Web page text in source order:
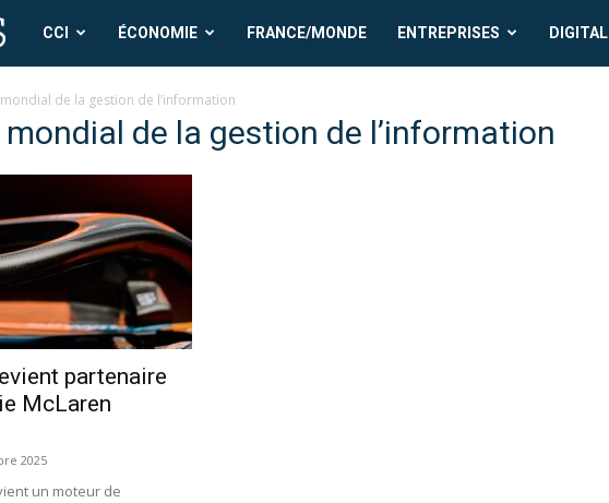
CCI
News
CCI ÉCONOMIE FRANCE/MONDE ENTREPRISES DIGITAL
de la gestion de l’information
mondial de la gestion de l’information
partenaire
McLaren
2025
un moteur de